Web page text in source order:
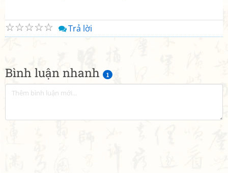
Bình luận nhanh 1
☆
☆
☆
☆
☆ Trả lời